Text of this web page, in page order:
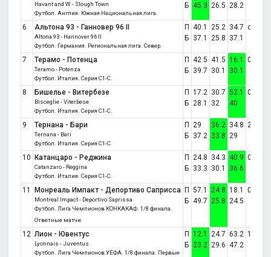
Havant and W - Slough Town
Футбол. Англия. Южная Национальная лига.
Б 45.3 26.5 28.2
6 Альтона 93 - Ганновер 96 II
Altona 93 - Hannover 96 II
Футбол. Германия. Региональная лига. Север.
П
Б
40.1
37.1
25.2
25.8
34.7
37.1
7 Терамо - Потенца
Teramo - Potenza
Футбол. Италия. Серия C1-C.
П
Б
42.5
39.7
41.5
30.1
16.1
30.1
0:1
8 Бишелье - Витербезе
Bisceglie - Viterbese
Футбол. Италия. Серия C1-C.
П
Б
17.2
28.1
30.7
32
52.1
40
0:1
9 Тернана - Бари
Ternana - Bari
Футбол. Италия. Серия C1-C.
П
Б
29
37.2
36.2
33.8
34.8
29
2:2
10 Катанцаро - Реджина
Catanzaro - Reggina
Футбол. Италия. Серия C1-C.
П
Б
24.8
33.3
34.3
30.1
40.9
36.6
0:1
11 Монреаль Импакт - Депортиво Саприсса
Montreal Impact - Deportivo Saprissa
Футбол. Лига Чемпионов КОНКАКАФ. 1/8 финала.
Ответные матчи.
П
Б
57.1
49.7
24.8
25.8
18.1
24.5
0:0
12 Лион - Ювентус
Lyonnais - Juventus
Футбол. Лига Чемпионов УЕФА. 1/8 финала. Первые
П
Б
12.1
23.2
24.7
29.6
63.2
47.2
1:0